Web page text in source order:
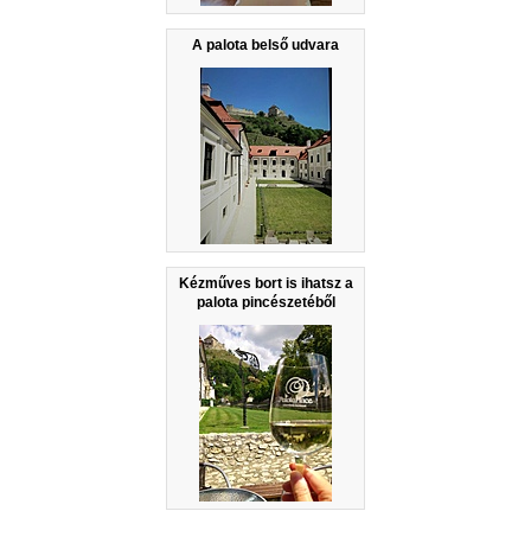
A palota belső udvara
Kézműves bort is ihatsz a
palota pincészetéből